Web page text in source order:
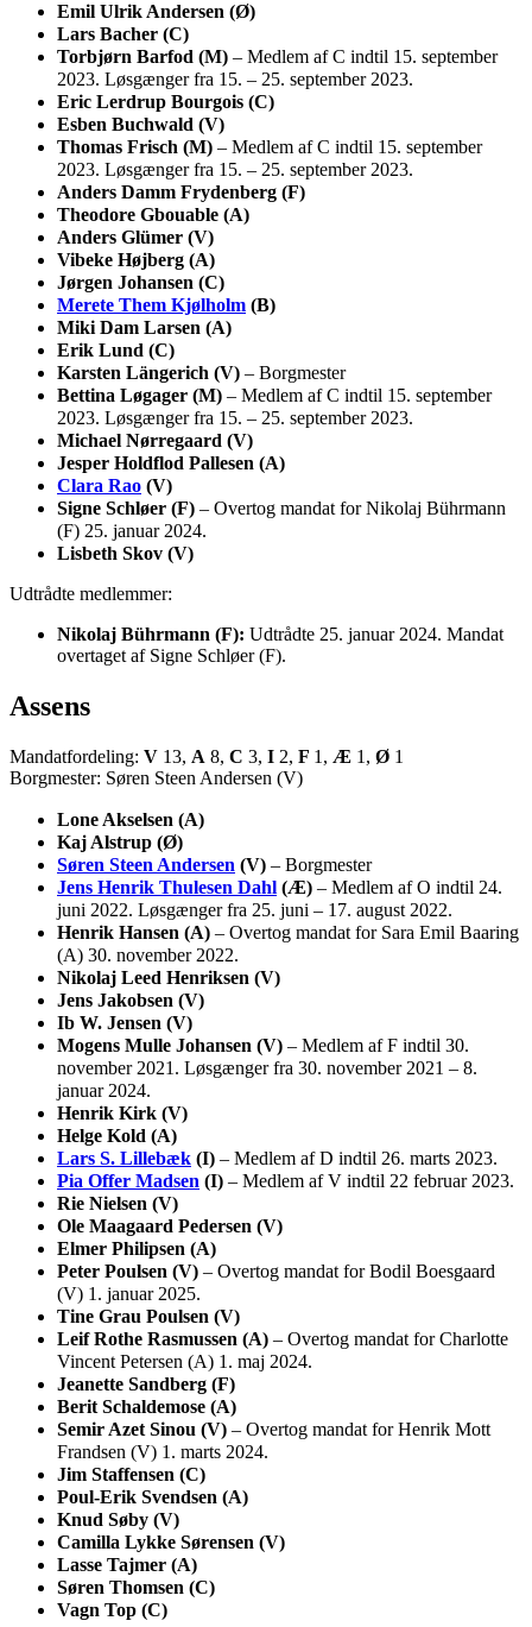
Emil Ulrik Andersen (Ø)
Lars Bacher (C)
Torbjørn Barfod (M) – Medlem af C indtil 15. september
2023. Løsgænger fra 15. – 25. september 2023.
Eric Lerdrup Bourgois (C)
Esben Buchwald (V)
Thomas Frisch (M) – Medlem af C indtil 15. september
2023. Løsgænger fra 15. – 25. september 2023.
Anders Damm Frydenberg (F)
Theodore Gbouable (A)
Anders Glümer (V)
Vibeke Højberg (A)
Jørgen Johansen (C)
Merete Them Kjølholm (B)
Miki Dam Larsen (A)
Erik Lund (C)
Karsten Längerich (V) – Borgmester
Bettina Løgager (M) – Medlem af C indtil 15. september
2023. Løsgænger fra 15. – 25. september 2023.
Michael Nørregaard (V)
Jesper Holdflod Pallesen (A)
Clara Rao (V)
Signe Schløer (F) – Overtog mandat for Nikolaj Bührmann
(F) 25. januar 2024.
Lisbeth Skov (V)
Udtrådte medlemmer:
Nikolaj Bührmann (F): Udtrådte 25. januar 2024. Mandat
overtaget af Signe Schløer (F).
Assens
Mandatfordeling: V 13, A 8, C 3, I 2, F 1, Æ 1, Ø 1
Borgmester: Søren Steen Andersen (V)
Lone Akselsen (A)
Kaj Alstrup (Ø)
Søren Steen Andersen (V) – Borgmester
Jens Henrik Thulesen Dahl (Æ) – Medlem af O indtil 24.
juni 2022. Løsgænger fra 25. juni – 17. august 2022.
Henrik Hansen (A) – Overtog mandat for Sara Emil Baaring
(A) 30. november 2022.
Nikolaj Leed Henriksen (V)
Jens Jakobsen (V)
Ib W. Jensen (V)
Mogens Mulle Johansen (V) – Medlem af F indtil 30.
november 2021. Løsgænger fra 30. november 2021 – 8.
januar 2024.
Henrik Kirk (V)
Helge Kold (A)
Lars S. Lillebæk (I) – Medlem af D indtil 26. marts 2023.
Pia Offer Madsen (I) – Medlem af V indtil 22 februar 2023.
Rie Nielsen (V)
Ole Maagaard Pedersen (V)
Elmer Philipsen (A)
Peter Poulsen (V) – Overtog mandat for Bodil Boesgaard
(V) 1. januar 2025.
Tine Grau Poulsen (V)
Leif Rothe Rasmussen (A) – Overtog mandat for Charlotte
Vincent Petersen (A) 1. maj 2024.
Jeanette Sandberg (F)
Berit Schaldemose (A)
Semir Azet Sinou (V) – Overtog mandat for Henrik Mott
Frandsen (V) 1. marts 2024.
Jim Staffensen (C)
Poul-Erik Svendsen (A)
Knud Søby (V)
Camilla Lykke Sørensen (V)
Lasse Tajmer (A)
Søren Thomsen (C)
Vagn Top (C)